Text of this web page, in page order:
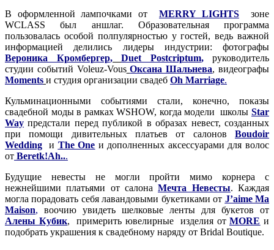
В оформленной лампочками отMERRY LIGHTSзоне
WCLASS был аншлаг. Образовательная программа
пользовалась особой полпулярностью у гостей, ведь важной
информацией делились лидеры индустрии: фотографы
Вероника Кромбергер, Duet Postcriptum,руководитель
студии событий Voleuz-Vous Оксана Шальнева, видеографы
Moments и студия организации свадеб Oh Marriage.
Кульминационными событиями стали, конечно, показы
свадебной моды в рамках WSHOW, когда модели школы Star
Way предстали перед публикой в образах невест, созданных
при помощи дивительных платьев от салонов Boudoir
Wedding и The One и дополненных аксессуарами для волос
от Beretk!Ah...
Будущие невесты не могли пройти мимо корнера с
нежнейшими платьями от салонаМечта Невесты. Каждая
могла порадовать себя лавандовыми букетиками от J’aime Ma
Maison, воочию увидеть шелковые ленты для букетов от
Алены Кубик, примерить ювелирные изделия отMORE и
подобрать украшения к свадебному наряду от Bridal Boutique.